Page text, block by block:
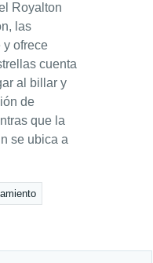
Royalton
las
y ofrece
cuenta
al billar y
de
que la
se ubica a